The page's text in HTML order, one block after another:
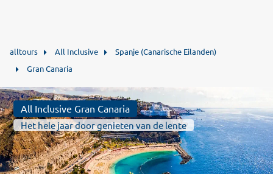
alltours All Inclusive
Spanje (Canarische Eilanden)
Gran Canaria
All Inclusive Gran Canaria
Het hele jaar door genieten van de lente